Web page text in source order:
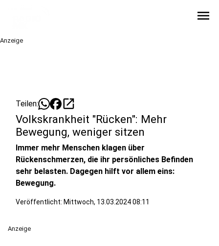
menu
Anzeige
Teilen: open_in_new
Volkskrankheit "Rücken": Mehr
Bewegung, weniger sitzen
Immer mehr Menschen klagen über
Rückenschmerzen, die ihr persönliches Befinden
sehr belasten. Dagegen hilft vor allem eins:
Bewegung.
Veröffentlicht: Mittwoch, 13.03.2024 08:11
Anzeige